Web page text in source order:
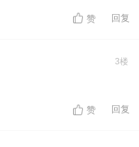
赞 回复
3楼
赞 回复